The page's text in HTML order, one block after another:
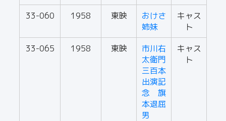
33-060 1958 東映
おけさ
姉妹
キャス
ト
33-065
1958 東映
市川右
太衛門
三百本
出演記
念 旗
本退屈
男
キャス
ト